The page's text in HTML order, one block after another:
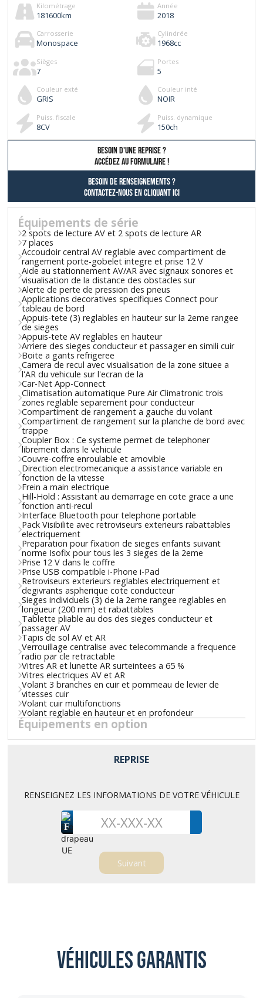
Kilométrage
181600km
Année
2018
Carrosserie
Monospace
Cylindrée
1968cc
Sièges
7
Portes
5
Couleur exté
GRIS
Couleur inté
NOIR
Puiss. fiscale
8CV
Puiss. dynamique
150ch
besoin d'une reprise ?
AccÉdez au formulaire !
Besoin de renseignements ?
contactez-nous en cliquant ici
Équipements de série
2 spots de lecture AV et 2 spots de lecture AR
7 places
Accoudoir central AV reglable avec compartiment de
rangement porte-gobelet integre et prise 12 V
Aide au stationnement AV/AR avec signaux sonores et
visualisation de la distance des obstacles sur
Alerte de perte de pression des pneus
Applications decoratives specifiques Connect pour
tableau de bord
Appuis-tete (3) reglables en hauteur sur la 2eme rangee
de sieges
Appuis-tete AV reglables en hauteur
Arriere des sieges conducteur et passager en simili cuir
Boite a gants refrigeree
Camera de recul avec visualisation de la zone situee a
l'AR du vehicule sur l'ecran de la
Car-Net App-Connect
Climatisation automatique Pure Air Climatronic trois
zones reglable separement pour conducteur
Compartiment de rangement a gauche du volant
Compartiment de rangement sur la planche de bord avec
trappe
Coupler Box : Ce systeme permet de telephoner
librement dans le vehicule
Couvre-coffre enroulable et amovible
Direction electromecanique a assistance variable en
fonction de la vitesse
Frein a main electrique
Hill-Hold : Assistant au demarrage en cote grace a une
fonction anti-recul
Interface Bluetooth pour telephone portable
Pack Visibilite avec retroviseurs exterieurs rabattables
electriquement
Preparation pour fixation de sieges enfants suivant
norme Isofix pour tous les 3 sieges de la 2eme
Prise 12 V dans le coffre
Prise USB compatible i-Phone i-Pad
Retroviseurs exterieurs reglables electriquement et
degivrants aspherique cote conducteur
Sieges individuels (3) de la 2eme rangee reglables en
longueur (200 mm) et rabattables
Tablette pliable au dos des sieges conducteur et
passager AV
Tapis de sol AV et AR
Verrouillage centralise avec telecommande a frequence
radio par cle retractable
Vitres AR et lunette AR surteintees a 65 %
Vitres electriques AV et AR
Volant 3 branches en cuir et pommeau de levier de
vitesses cuir
Volant cuir multifonctions
Volant reglable en hauteur et en profondeur
Équipements en option
REPRISE
RENSEIGNEZ LES INFORMATIONS DE VOTRE VÉHICULE
F
Véhicules garantis